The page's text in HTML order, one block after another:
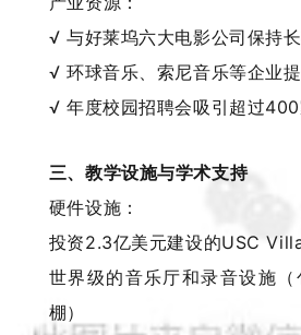
√ 与好莱坞六大电影公司保持
√ 环球音乐、索尼音乐等企业
√ 年度校园招聘会吸引超过
三、教学设施与学术支持
硬件设施：
投资2.3亿美元建设的USC
世界级的音乐厅和录音设施
棚）